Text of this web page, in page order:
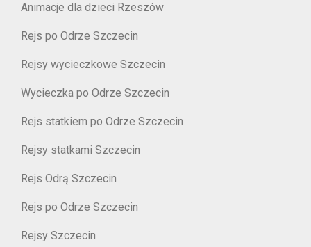
Animacje dla dzieci Rzeszów
Rejs po Odrze Szczecin
Rejsy wycieczkowe Szczecin
Wycieczka po Odrze Szczecin
Rejs statkiem po Odrze Szczecin
Rejsy statkami Szczecin
Rejs Odrą Szczecin
Rejs po Odrze Szczecin
Rejsy Szczecin